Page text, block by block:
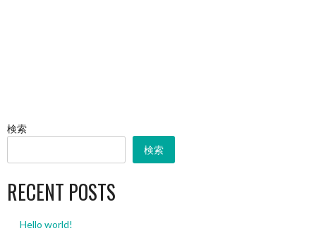
検索
検索
RECENT POSTS
Hello world!